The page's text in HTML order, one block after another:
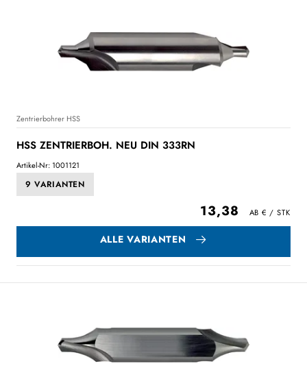
Zentrierbohrer HSS
HSS ZENTRIERBOH. NEU DIN 333RN
Artikel-Nr: 1001121
9 VARIANTEN
13,38
ALLE VARIANTEN